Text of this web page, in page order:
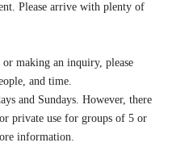
Please arrive with plenty of
making an inquiry, please
and time.
and Sundays. However, there
private use for groups of 5 or
information.